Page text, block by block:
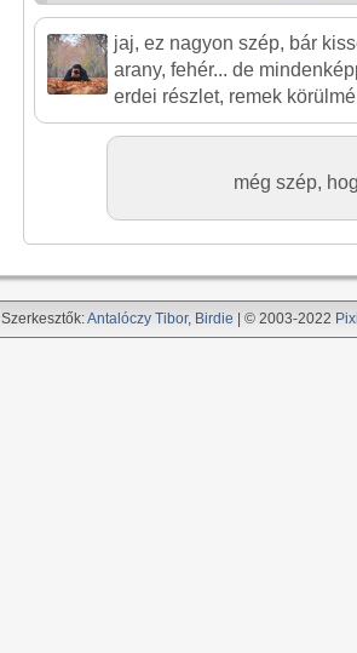
jaj, ez nagyon szép, bár
arany, fehér... de
erdei részlet, remek
még szép,
Szerkesztők:Antalóczy Tibor, Birdie | © 2003-2022